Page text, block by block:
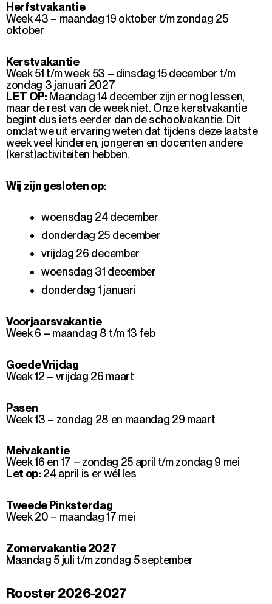
Herfstvakantie
Week 43 – maandag 19 oktober t/m zondag 25
oktober
Kerstvakantie
Week 51 t/m week 53 – dinsdag 15 december t/m
zondag 3 januari 2027
LET OP: Maandag 14 december zijn er nog lessen,
maar de rest van de week niet. Onze kerstvakantie
begint dus iets eerder dan de schoolvakantie. Dit
omdat we uit ervaring weten dat tijdens deze laatste
week veel kinderen, jongeren en docenten andere
(kerst)activiteiten hebben.
Wij zijn gesloten op:
woensdag 24 december
donderdag 25 december
vrijdag 26 december
woensdag 31 december
donderdag 1 januari
Voorjaarsvakantie
Week 6 – maandag 8 t/m 13 feb
Goede Vrijdag
Week 12 – vrijdag 26 maart
Pasen
Week 13 – zondag 28 en maandag 29 maart
Meivakantie
Week 16 en 17 – zondag 25 april t/m zondag 9 mei
Let op: 24 april is er wél les
Tweede Pinksterdag
Week 20 – maandag 17 mei
Zomervakantie 2027
Maandag 5 juli t/m zondag 5 september
Rooster 2026-2027